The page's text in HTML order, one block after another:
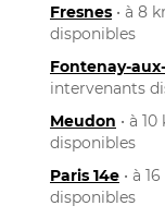
Fresnes • à 8
disponibles
Fontenay-
intervenants
Meudon • à
disponibles
Paris 14e • à
disponibles